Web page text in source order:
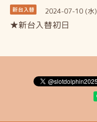
新台入替 2024-07-10 (水)
★新台入替初日